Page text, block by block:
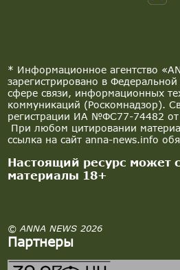
* Информационное агентство
зарегистрировано в
сфере связи, информационных
коммуникаций (Роскомнадзор).
регистрации ИА №ФС77-74482
При любом цитировании
ссылка на сайт anna-news.info
Настоящий ресурс может
материалы 18+
© ANNA NEWS 2026
Партнеры